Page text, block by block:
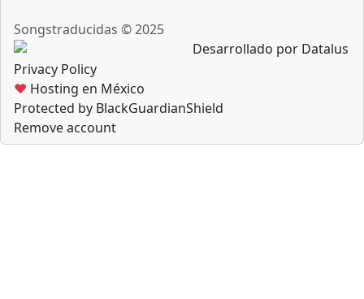
Songstraducidas © 2025
Desarrollado por Datalus
Privacy Policy
♥ Hosting en México
Protected by BlackGuardianShield
Remove account